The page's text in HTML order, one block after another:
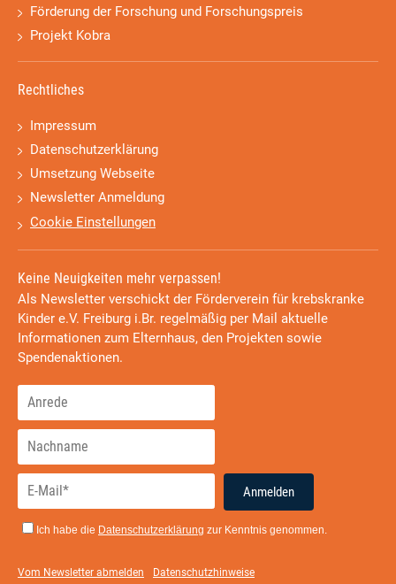
Förderung der Forschung und Forschungspreis
Projekt Kobra
Rechtliches
Impressum
Datenschutzerklärung
Umsetzung Webseite
Newsletter Anmeldung
Cookie Einstellungen
Keine Neuigkeiten mehr verpassen!
Als Newsletter verschickt der Förderverein für krebskranke
Kinder e.V. Freiburg i.Br. regelmäßig per Mail aktuelle
Informationen zum Elternhaus, den Projekten sowie
Spendenaktionen.
Anmelden
Ich habe die Datenschutzerklärung zur Kenntnis genommen.
Vom Newsletter abmelden Datenschutzhinweise